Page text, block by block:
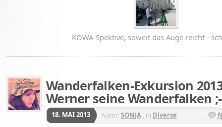
KOWA-Spektive, soweit das Auge reicht -
Wanderfalken-Exkursion
Werner seine Wanderfalken
18. MAI 2013 Autor:SONJA , in Diverse